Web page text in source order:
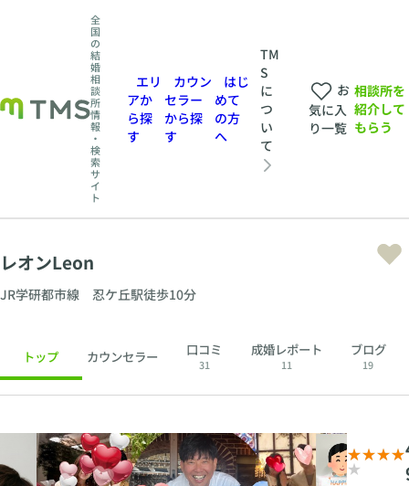
全
国
の
結
婚
相
談
所
情
報
・
検
索
サ
イ
ト
エリ
アか
ら探
す
カウン
セラー
から探
す
はじ
めて
の方
へ
TM
S
に
つ
い
て
お
気に入
り一覧
相談所を
紹介して
もらう
レオンLeon
JR学研都市線 忍ケ丘駅徒歩10分
トップ カウンセラー 口コミ
31
成婚レポート
11
ブログ
19